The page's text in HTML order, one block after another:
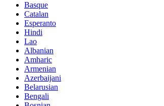
Basque
Catalan
Esperanto
Hindi
Lao
Albanian
Amharic
Armenian
Azerbaijani
Belarusian
Bengali